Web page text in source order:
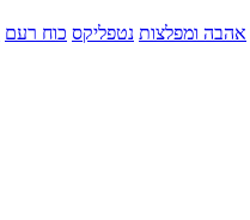
אהבה ומפלצות נטפליקס כוח רעם